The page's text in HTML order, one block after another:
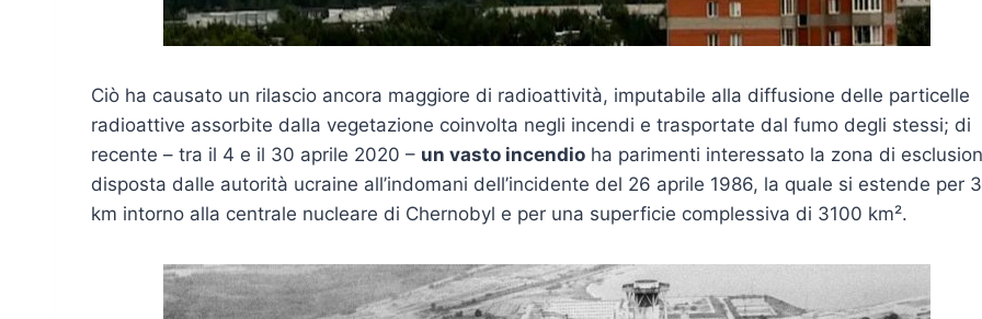
Ciò ha causato un rilascio ancora maggiore di radioattività, imputabile alla diffusione delle particelle
radioattive assorbite dalla vegetazione coinvolta negli incendi e trasportate dal fumo degli stessi; di
recente – tra il 4 e il 30 aprile 2020 – un vasto incendio ha parimenti interessato la zona di
disposta dalle autorità ucraine all’indomani dell’incidente del 26 aprile 1986, la quale si estende per
km intorno alla centrale nucleare di Chernobyl e per una superficie complessiva di 3100 km².